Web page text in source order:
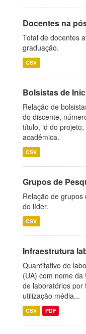
Docentes na
Total de docentes
graduação.
CSV
Bolsistas de
Relação de
do discente,
título, id do
acadêmica.
CSV
Grupos de
Relação de
do líder.
CSV
Infraestrutura
Quantitativo de
(UA) com nome
de laboratórios por
utilização média...
CSV PDF